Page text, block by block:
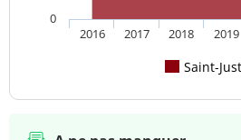
Saint-Just
2016 2017 2018 2019
0